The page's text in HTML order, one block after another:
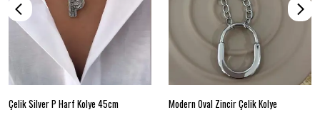
Çelik Silver P Harf Kolye 45cm Modern Oval Zincir Çelik Kolye